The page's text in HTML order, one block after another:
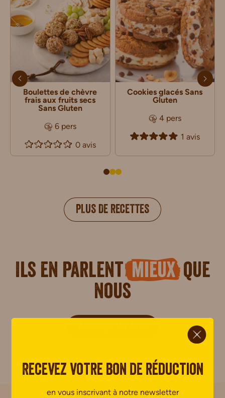
Boulettes de chèvre
frais aux fruits secs
Sans Gluten
6 pers
0 avis
Cookies glacés Sans
Gluten
4 pers
1 avis
PLUS DE RECETTES
Ils en parlent mieuxque
nous
Pas encore de commentaire.
Recevez votre bon de réduction
en vous inscrivant à notre newsletter